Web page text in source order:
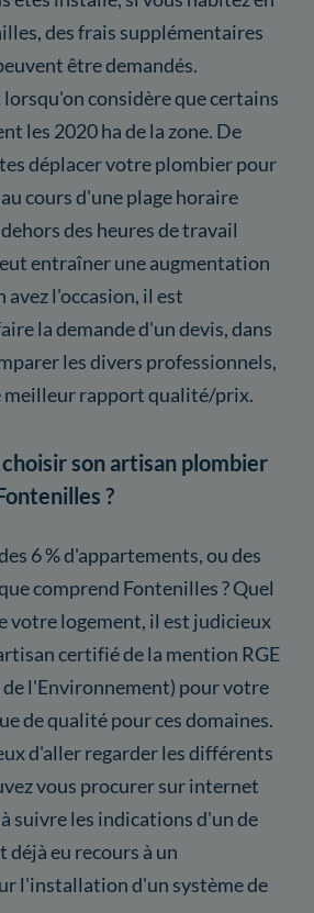
des frais supplémentaires
être demandés.
considère que certains
les 2020 ha de la zone. De
déplacer votre plombier pour
cours d'une plage horaire
des heures de travail
entraîner une augmentation
avez l'occasion, il est
la demande d'un devis, dans
les divers professionnels,
meilleur rapport qualité/prix.
son artisan plombier
?
6 % d'appartements, ou des
comprend Fontenilles ? Quel
votre logement, il est judicieux
certifié de la mention RGE
de l'Environnement) pour votre
de qualité pour ces domaines.
d'aller regarder les différents
vous procurer sur internet
suivre les indications d'un de
déjà eu recours à un
l'installation d'un système de